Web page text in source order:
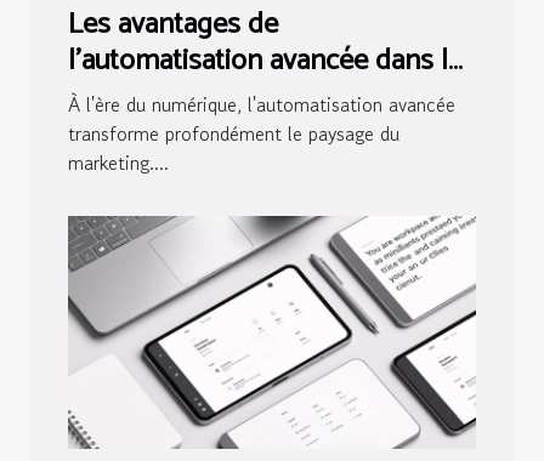
Les avantages de
l'automatisation avancée dans les
stratégies marketing
À l'ère du numérique, l'automatisation avancée
transforme profondément le paysage du
marketing....